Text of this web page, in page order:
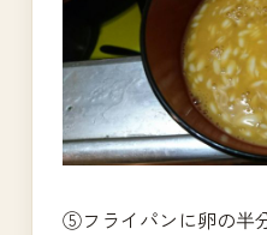
⑤フライパンに卵の半